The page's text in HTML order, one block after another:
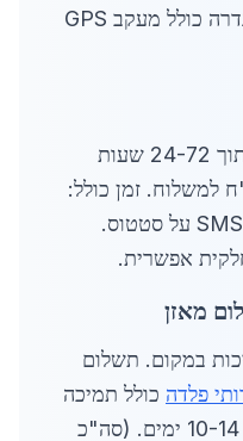
ממוצע. סחר בברזל ופלדה בגדרה כולל מעקב GPS
משלוח במשאיות מותאמות תוך 24-72 שעות
עלות: 200-500 ש"ח למשלוח. זמן כולל:
7-10 ימים מהזמנה. הודעות SMS על סטטוס.
אפשרית.
במקום. תשלום
פלדה כולל תמיכה
פוסט-אספקה. סה"כ תהליך: 10-14 ימים. (סה"כ